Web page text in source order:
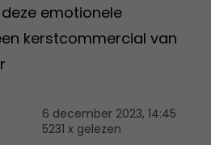
emotionele
kerstcommercial van
6 december 2023, 14:45
5231 x gelezen